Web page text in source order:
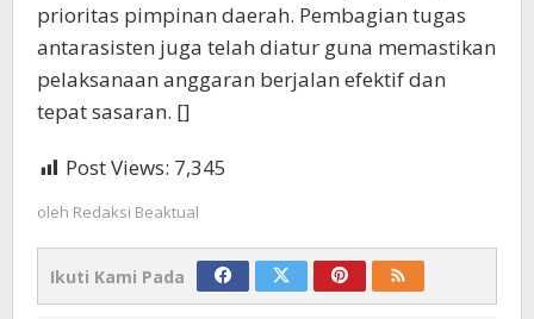
prioritas pimpinan daerah. Pembagian tugas
antarasisten juga telah diatur guna memastikan
pelaksanaan anggaran berjalan efektif dan
tepat sasaran. []
Post Views: 7,345
oleh Redaksi Beaktual
Ikuti Kami Pada